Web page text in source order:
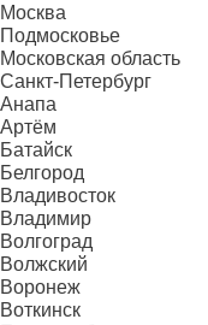
Москва
Подмосковье
Московская область
Санкт-Петербург
Анапа
Артём
Батайск
Белгород
Владивосток
Владимир
Волгоград
Волжский
Воронеж
Воткинск